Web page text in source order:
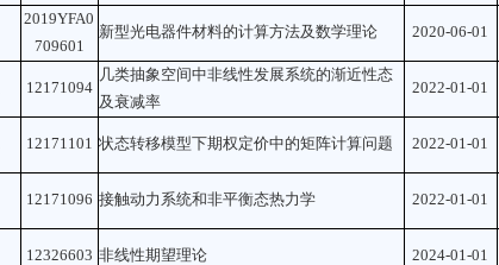
2019YFA0
709601
新型光电器件材料的计算方法及数学理论 2020-06-01
12171094
几类抽象空间中非线性发展系统的渐近性态
及衰减率
2022-01-01
12171101 状态转移模型下期权定价中的矩阵计算问题 2022-01-01
12171096 接触动力系统和非平衡态热力学 2022-01-01
12326603 非线性期望理论 2024-01-01